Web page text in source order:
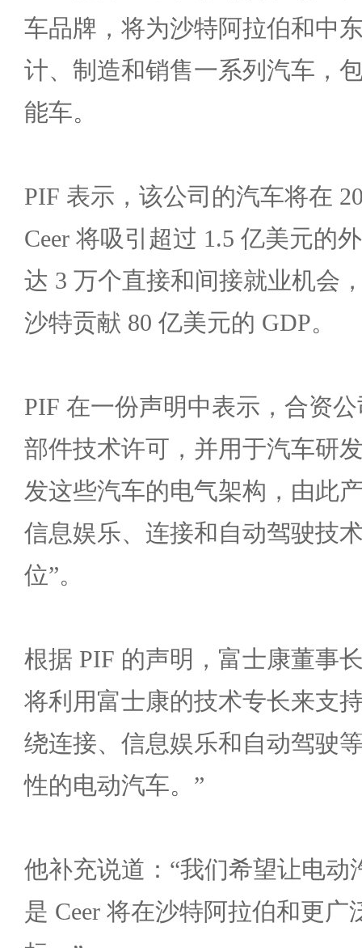
车品牌，将为沙特阿拉伯和中
计、制造和销售一系列汽车，
能车。
PIF 表示，该公司的汽车将在
Ceer 将吸引超过 1.5 亿美元的
达 3 万个直接和间接就业机会
沙特贡献 80 亿美元的 GDP。
PIF 在一份声明中表示，合资
部件技术许可，并用于汽车研
发这些汽车的电气架构，由此
信息娱乐、连接和自动驾驶技
位”。
根据 PIF 的声明，富士康董事
将利用富士康的技术专长来支
绕连接、信息娱乐和自动驾驶
性的电动汽车。”
他补充说道：“我们希望让电动
是 Ceer 将在沙特阿拉伯和更广